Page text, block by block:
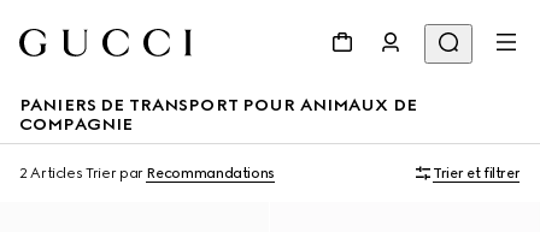
PANIERS DE TRANSPORT POUR ANIMAUX DE
COMPAGNIE
2 Articles Trier par Recommandations Trier et filtrer